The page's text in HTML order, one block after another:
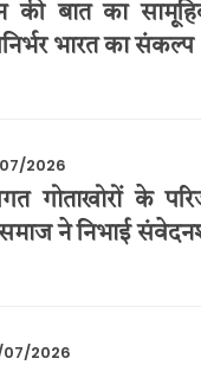
की बात का सामूहिक
भारत का संकल्प
2026
गोताखोरों के
ने निभाई
2026